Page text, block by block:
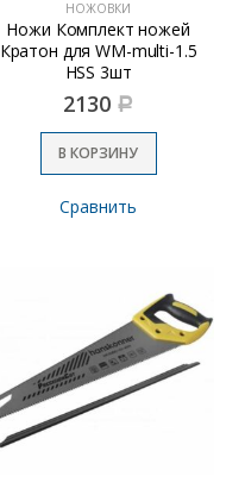
НОЖОВКИ
Ножи Комплект ножей
Кратон для WM-multi-1.5
HSS 3шт
2130 Р
В КОРЗИНУ
Сравнить